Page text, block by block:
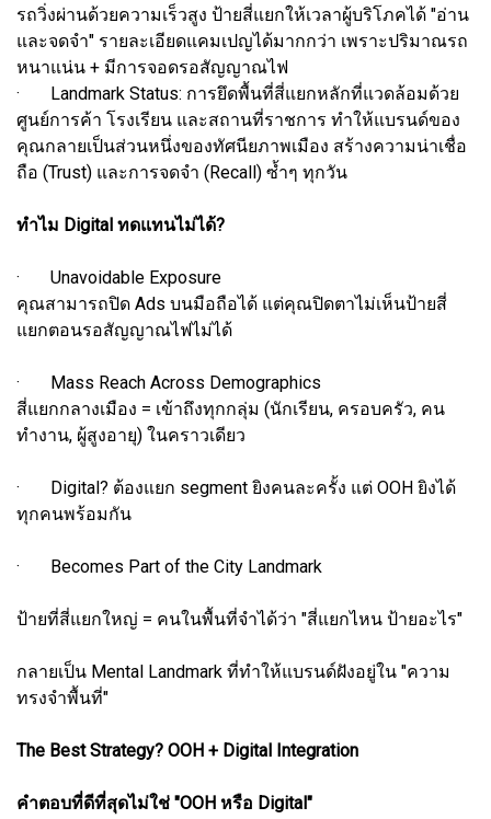
รถวิ่งผ่านด้วยความเร็วสูง ป้ายสี่แยกให้เวลาผู้บริโภคได้ "อ่าน
และจดจำ" รายละเอียดแคมเปญได้มากกว่า เพราะปริมาณรถ
หนาแน่น + มีการจอดรอสัญญาณไฟ
· Landmark Status: การยึดพื้นที่สี่แยกหลักที่แวดล้อมด้วย
ศูนย์การค้า โรงเรียน และสถานที่ราชการ ทำให้แบรนด์ของ
คุณกลายเป็นส่วนหนึ่งของทัศนียภาพเมือง สร้างความน่าเชื่อ
ถือ (Trust) และการจดจำ (Recall) ซ้ำๆ ทุกวัน
ทำไม Digital ทดแทนไม่ได้?
· Unavoidable Exposure
คุณสามารถปิด Ads บนมือถือได้ แต่คุณปิดตาไม่เห็นป้ายสี่
แยกตอนรอสัญญาณไฟไม่ได้
· Mass Reach Across Demographics
สี่แยกกลางเมือง = เข้าถึงทุกกลุ่ม (นักเรียน, ครอบครัว, คน
ทำงาน, ผู้สูงอายุ) ในคราวเดียว
· Digital? ต้องแยก segment ยิงคนละครั้ง แต่ OOH ยิงได้
ทุกคนพร้อมกัน
· Becomes Part of the City Landmark
ป้ายที่สี่แยกใหญ่ = คนในพื้นที่จำได้ว่า "สี่แยกไหน ป้ายอะไร"
กลายเป็น Mental Landmark ที่ทำให้แบรนด์ฝังอยู่ใน "ความ
ทรงจำพื้นที่"
The Best Strategy? OOH + Digital Integration
คำตอบที่ดีที่สุดไม่ใช่ "OOH หรือ Digital"